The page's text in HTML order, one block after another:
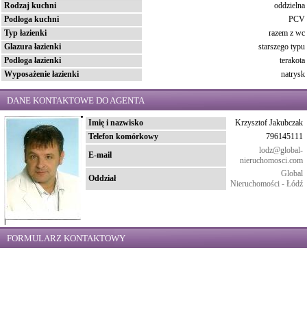
Rodzaj kuchni
oddzielna
Podłoga kuchni
PCV
Typ łazienki
razem z wc
Glazura łazienki
starszego typu
Podłoga łazienki
terakota
Wyposażenie łazienki
natrysk
DANE KONTAKTOWE DO AGENTA
Imię i nazwisko
Krzysztof Jakubczak
Telefon komórkowy
796145111
E-mail
lodz@global-
nieruchomosci.com
Oddział
Global
Nieruchomości - Łódź
FORMULARZ KONTAKTOWY